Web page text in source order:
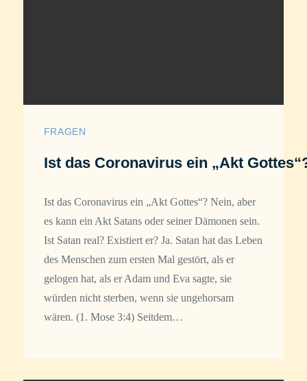
FRAGEN
Ist das Coronavirus ein „Akt
Ist das Coronavirus ein „Akt Gottes“? Nein, aber
es kann ein Akt Satans oder seiner Dämonen sein.
Ist Satan real? Existiert er? Ja. Satan hat das Leben
des Menschen zum ersten Mal gestört, als er
gelogen hat, als er Adam und Eva sagte, sie
würden nicht sterben, wenn sie ungehorsam
wären. (1. Mose 3:4) Seitdem…